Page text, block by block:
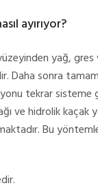
ayırıyor?
yağ, gres
Daha sonra
tekrar sisteme
ve hidrolik kaçak
Bu